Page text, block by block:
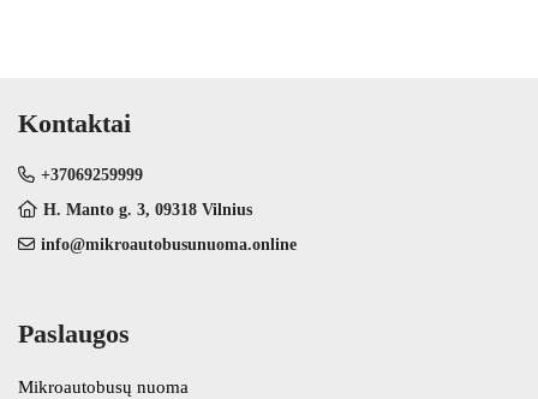
Kontaktai
+37069259999
H. Manto g. 3, 09318 Vilnius
info@mikroautobusunuoma.online
Paslaugos
Mikroautobusų nuoma